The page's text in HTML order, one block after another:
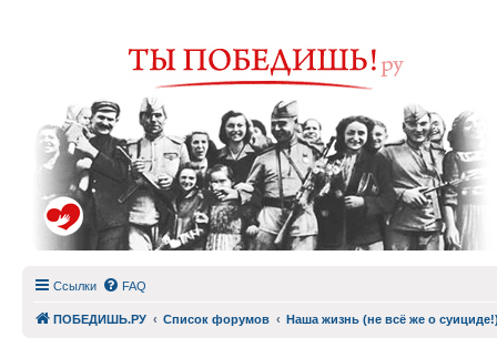
Ссылки FAQ
ПОБЕДИШЬ.РУ Список форумов Наша жизнь (не всё же о суициде!)